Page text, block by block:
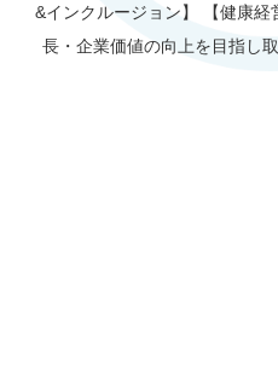
&インクルージョン】 【健康経
長・企業価値の向上を目指し